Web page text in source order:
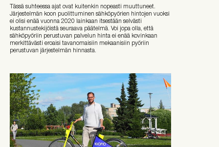
Tässä suhteessa ajat ovat kuitenkin nopeasti muuttuneet.
Järjestelmän koon puolittuminen sähköpyörien hintojen vuoksi
ei olisi enää vuonna 2020 lainkaan itsestään selvästi
kustannustekijöistä seuraava päätelmä. Voi jopa olla, että
sähköpyöriin perustuvan palvelun hinta ei enää kovinkaan
merkittävästi eroaisi tavanomaisiin mekaanisiin pyöriin
perustuvan järjestelmän hinnasta.